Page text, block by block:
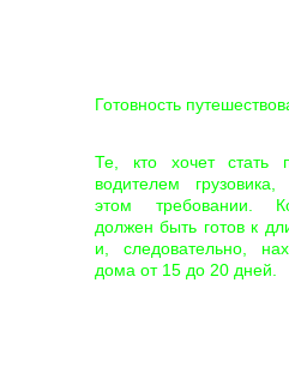
Готовность
Те, кто хочет стать
водителем
этом требовании.
должен быть готов к
и, следовательно,
дома от 15 до 20 дней.